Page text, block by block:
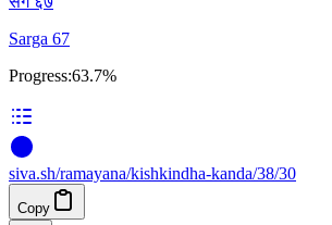
Sarga 67
Progress:63.7%
siva.sh/ramayana/kishkindha-kanda/38/30
Copy